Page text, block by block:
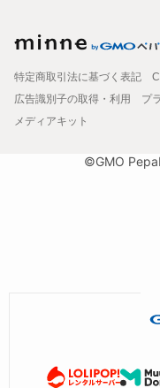
特定商取引法に基づく表記
広告識別子の取得・利用
プ
メディアキット
©GMO